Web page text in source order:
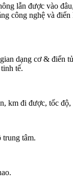
lẫn được vào
công nghệ và
dạng cơ & điển
tế.
km đi được, tốc
trung tâm.